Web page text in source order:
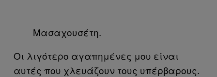
Μασαχουσέτη.
Οι λιγότερο αγαπημένες μου είναι
αυτές που χλευάζουν τους υπέρβαρους.